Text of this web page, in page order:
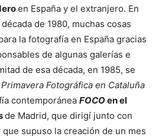
en España y el extranjero. En
de 1980, muchas cosas
la fotografía en España gracias
de algunas galerías e
de esa década, en 1985, se
Primavera Fotográfica en Cataluña
contemporánea FOCOen el
de Madrid, que dirigí junto con
supuso la creación de un mes